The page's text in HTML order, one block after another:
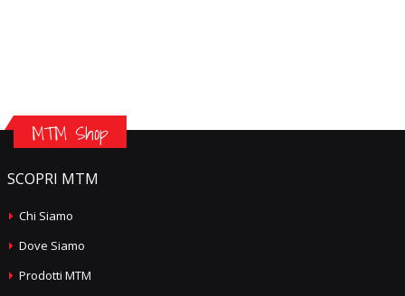
MTM Shop
SCOPRI MTM
Chi Siamo
Dove Siamo
Prodotti MTM